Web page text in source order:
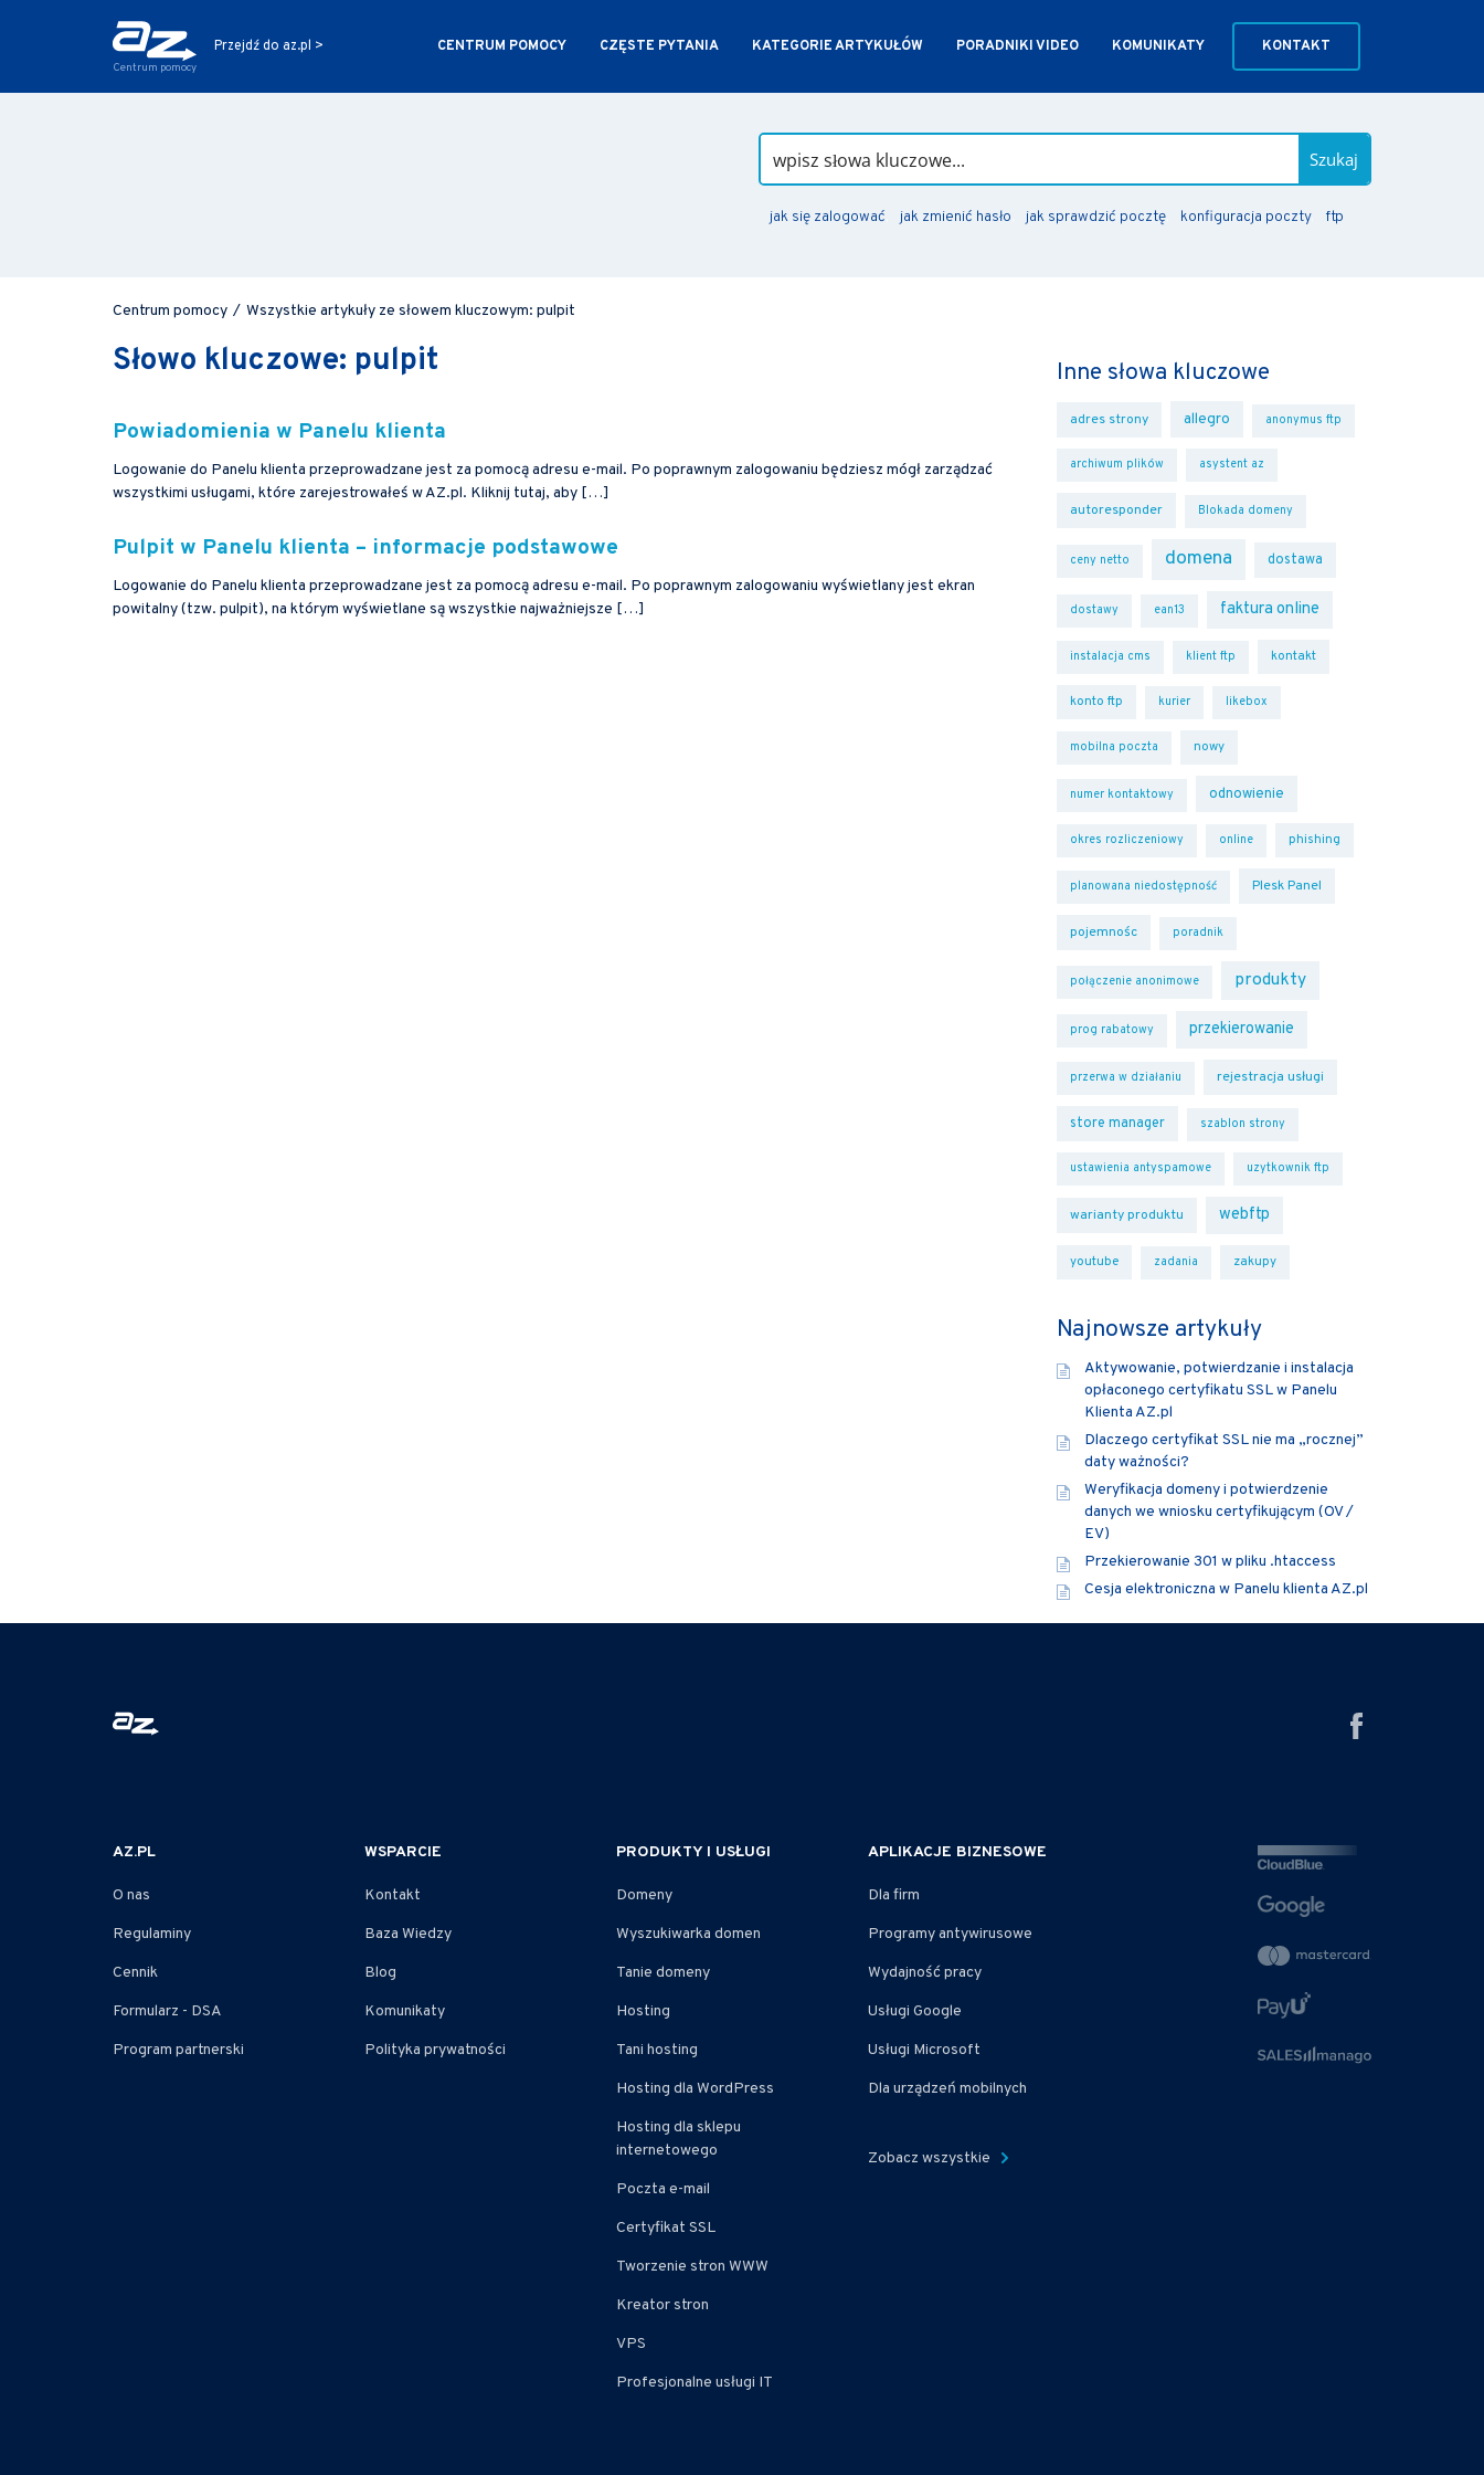
Centrum pomocy
Przejdź do az.pl > CENTRUM POMOCY CZĘSTE PYTANIA KATEGORIE ARTYKUŁÓW PORADNIKI VIDEO KOMUNIKATY KONTAKT
Szukaj
jak się zalogować jak zmienić hasło jak sprawdzić pocztę konfiguracja poczty ftp
Centrum pomocy / Wszystkie artykuły ze słowem kluczowym: pulpit
Słowo kluczowe: pulpit
Powiadomienia w Panelu klienta
Logowanie do Panelu klienta przeprowadzane jest za pomocą adresu e-mail. Po poprawnym zalogowaniu będziesz mógł zarządzać
wszystkimi usługami, które zarejestrowałeś w AZ.pl. Kliknij tutaj, aby […]
Pulpit w Panelu klienta – informacje podstawowe
Logowanie do Panelu klienta przeprowadzane jest za pomocą adresu e-mail. Po poprawnym zalogowaniu wyświetlany jest ekran
powitalny (tzw. pulpit), na którym wyświetlane są wszystkie najważniejsze […]
Inne słowa kluczowe
adres strony allegro anonymus ftp
archiwum plików asystent az
autoresponder Blokada domeny
ceny netto domena dostawa
dostawy ean13 faktura online
instalacja cms klient ftp kontakt
konto ftp kurier likebox
mobilna poczta nowy
numer kontaktowy odnowienie
okres rozliczeniowy online phishing
planowana niedostępność Plesk Panel
pojemnośc poradnik
połączenie anonimowe produkty
prog rabatowy przekierowanie
przerwa w działaniu rejestracja usługi
store manager szablon strony
ustawienia antyspamowe uzytkownik ftp
warianty produktu webftp
youtube zadania zakupy
Najnowsze artykuły
Aktywowanie, potwierdzanie i instalacja
opłaconego certyfikatu SSL w Panelu
Klienta AZ.pl
Dlaczego certyfikat SSL nie ma „rocznej”
daty ważności?
Weryfikacja domeny i potwierdzenie
danych we wniosku certyfikującym (OV /
EV)
Przekierowanie 301 w pliku .htaccess
Cesja elektroniczna w Panelu klienta AZ.pl
AZ.PL
O nas
Regulaminy
Cennik
Formularz - DSA
Program partnerski
WSPARCIE
Kontakt
Baza Wiedzy
Blog
Komunikaty
Polityka prywatności
PRODUKTY I USŁUGI
Domeny
Wyszukiwarka domen
Tanie domeny
Hosting
Tani hosting
Hosting dla WordPress
Hosting dla sklepu
internetowego
Poczta e-mail
Certyfikat SSL
Tworzenie stron WWW
Kreator stron
VPS
Profesjonalne usługi IT
APLIKACJE BIZNESOWE
Dla firm
Programy antywirusowe
Wydajność pracy
Usługi Google
Usługi Microsoft
Dla urządzeń mobilnych
Zobacz wszystkie